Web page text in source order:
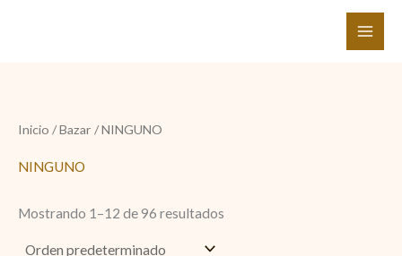
Inicio /Bazar / NINGUNO
NINGUNO
Mostrando 1–12 de 96 resultados